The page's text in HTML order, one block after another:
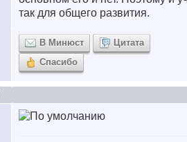
так для общего развития.
В Минюст
Цитата
Спасибо